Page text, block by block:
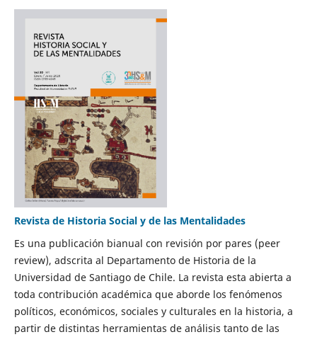
Revista de Historia Social y de las Mentalidades
Es una publicación bianual con revisión por pares (peer
review), adscrita al Departamento de Historia de la
Universidad de Santiago de Chile. La revista esta abierta a
toda contribución académica que aborde los fenómenos
políticos, económicos, sociales y culturales en la historia, a
partir de distintas herramientas de análisis tanto de las